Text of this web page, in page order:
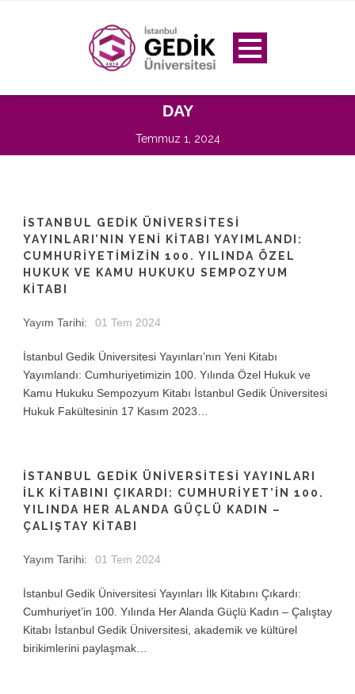
DAY
Temmuz 1, 2024
İSTANBUL GEDIK ÜNIVERSITESI
YAYINLARI’NIN YENI KITABI YAYIMLANDI:
CUMHURIYETIMIZIN 100. YILINDA ÖZEL
HUKUK VE KAMU HUKUKU SEMPOZYUM
KITABI
Yayım Tarihi: 01 Tem 2024
İstanbul Gedik Üniversitesi Yayınları’nın Yeni Kitabı
Yayımlandı: Cumhuriyetimizin 100. Yılında Özel Hukuk ve
Kamu Hukuku Sempozyum Kitabı İstanbul Gedik Üniversitesi
Hukuk Fakültesinin 17 Kasım 2023…
İSTANBUL GEDIK ÜNIVERSITESI YAYINLARI
İLK KITABINI ÇIKARDI: CUMHURIYET’IN 100.
YILINDA HER ALANDA GÜÇLÜ KADIN –
ÇALIŞTAY KITABI
Yayım Tarihi: 01 Tem 2024
İstanbul Gedik Üniversitesi Yayınları İlk Kitabını Çıkardı:
Cumhuriyet’in 100. Yılında Her Alanda Güçlü Kadın – Çalıştay
Kitabı İstanbul Gedik Üniversitesi, akademik ve kültürel
birikimlerini paylaşmak…